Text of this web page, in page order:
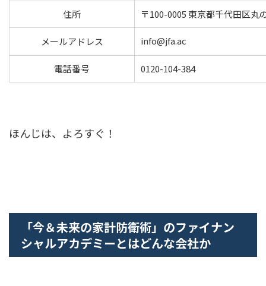
住所 〒100-0005 東京都千代田区丸
メールアドレス info@jfa.ac
電話番号 0120-104-384
ほんじは、よろすぐ！
「今＆未来の家計防衛術」のファイナン
シャルアカデミーとはどんな会社か